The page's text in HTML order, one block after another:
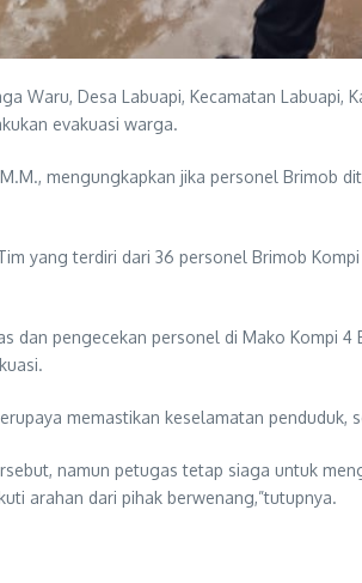
Waru, Desa Labuapi, Kecamatan
evakuasi warga.
mengungkapkan jika personel Brimob
yang terdiri dari 36 personel Brimob
dan pengecekan personel di Mako Kompi
memastikan keselamatan
namun petugas tetap siaga untuk
arahan dari pihak berwenang,”tutupnya.